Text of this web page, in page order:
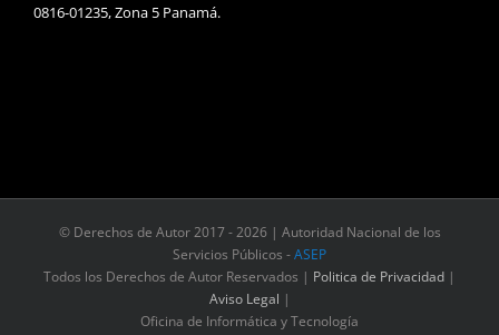
0816-01235, Zona 5 Panamá.
© Derechos de Autor 2017 -2026 | Autoridad Nacional de los
Servicios Públicos -ASEP
Todos los Derechos de Autor Reservados | Politica de Privacidad |
Aviso Legal |
Oficina de Informática y Tecnología